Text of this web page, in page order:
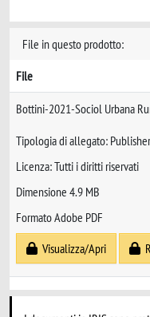
File in questo prodotto:
File
Bottini-2021-Sociol Urbana
Tipologia di allegato:
Licenza: Tutti i diritti riservati
Dimensione 4.9 MB
Formato Adobe PDF
Visualizza/Apri